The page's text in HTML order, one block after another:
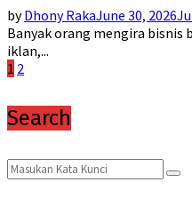
byDhony RakaJune 30, 2026
Banyak orang mengira bisnis
iklan,...
Posts
1 2
Search
Search
for: